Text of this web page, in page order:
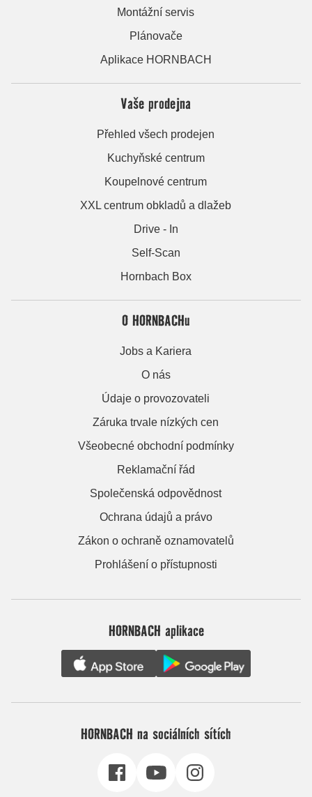
Montážní servis
Plánovače
Aplikace HORNBACH
Vaše prodejna
Přehled všech prodejen
Kuchyňské centrum
Koupelnové centrum
XXL centrum obkladů a dlažeb
Drive - In
Self-Scan
Hornbach Box
O HORNBACHu
Jobs a Kariera
O nás
Údaje o provozovateli
Záruka trvale nízkých cen
Všeobecné obchodní podmínky
Reklamační řád
Společenská odpovědnost
Ochrana údajů a právo
Zákon o ochraně oznamovatelů
Prohlášení o přístupnosti
HORNBACH aplikace
HORNBACH na sociálních sítích